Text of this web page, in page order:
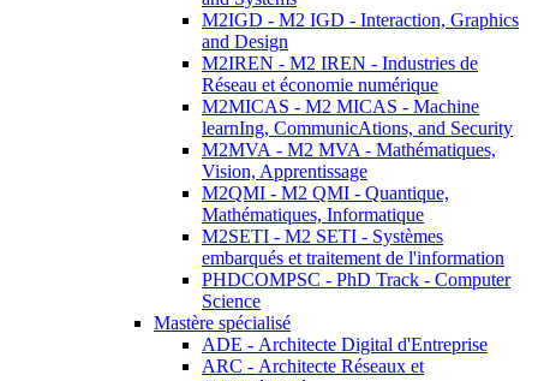
M2IGD - M2 IGD - Interaction, Graphics
and Design
M2IREN - M2 IREN - Industries de
Réseau et économie numérique
M2MICAS - M2 MICAS - Machine
learnIng, CommunicAtions, and Security
M2MVA - M2 MVA - Mathématiques,
Vision, Apprentissage
M2QMI - M2 QMI - Quantique,
Mathématiques, Informatique
M2SETI - M2 SETI - Systèmes
embarqués et traitement de l'information
PHDCOMPSC - PhD Track - Computer
Science
Mastère spécialisé
ADE - Architecte Digital d'Entreprise
ARC - Architecte Réseaux et